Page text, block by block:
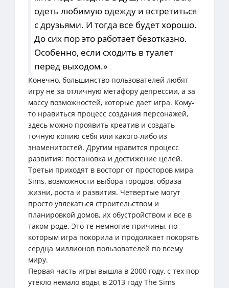
одеть любимую одежду и встретиться
с друзьями. И тогда все будет хорошо.
До сих пор это работает безотказно.
Особенно, если сходить в туалет
перед выходом.»
Конечно, большинство пользователей любят
игру не за отличную метафору депрессии, а за
массу возможностей, которые дает игра. Кому-
то нравиться процесс создания персонажей,
здесь можно проявить креатив и создать
точную копию себя или какого-либо из
знаменитостей. Другим нравится процесс
развития: постановка и достижение целей.
Третьи приходят в восторг от просторов мира
Sims, возможности выбора городов, образа
жизни, роста и развития. Четвертые могут
просто увлекаться строительством и
планировкой домов, их обустройством и все в
таком роде. Это те немногие причины, по
которым игра покорила и продолжает покорять
сердца миллионов пользователей по всему
миру.
Первая часть игры вышла в 2000 году, с тех пор
утекло немало воды, в 2013 году The Sims